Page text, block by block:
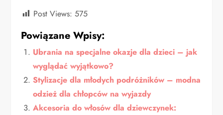
Post Views: 575
Powiązane Wpisy:
Ubrania na specjalne okazje dla dzieci – jak
wyglądać wyjątkowo?
Stylizacje dla młodych podróżników – modna
odzież dla chłopców na wyjazdy
Akcesoria do włosów dla dziewczynek: